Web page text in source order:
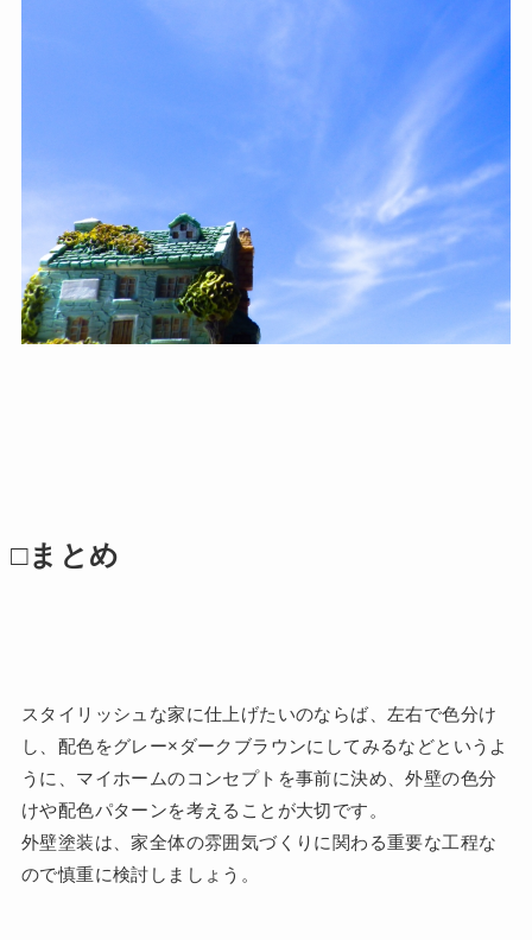
□まとめ
スタイリッシュな家に仕上げたいのならば、左右で色分け
し、配色をグレー×ダークブラウンにしてみるなどというよ
うに、マイホームのコンセプトを事前に決め、外壁の色分
けや配色パターンを考えることが大切です。
外壁塗装は、家全体の雰囲気づくりに関わる重要な工程な
ので慎重に検討しましょう。